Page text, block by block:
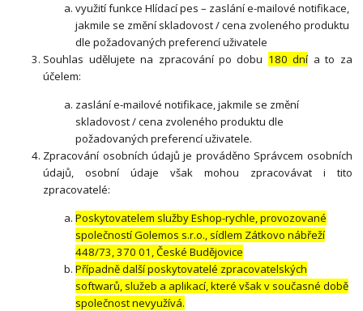
využití funkce Hlídací pes – zaslání e-mailové notifikace,
jakmile se změní skladovost / cena zvoleného produktu
dle požadovaných preferencí uživatele
Souhlas udělujete na zpracování po dobu 180 dní a to za
účelem:
zaslání e-mailové notifikace, jakmile se změní
skladovost / cena zvoleného produktu dle
požadovaných preferencí uživatele.
Zpracování osobních údajů je prováděno Správcem osobních
údajů, osobní údaje však mohou zpracovávat i tito
zpracovatelé:
Poskytovatelem služby Eshop-rychle, provozované
společností Golemos s.r.o., sídlem Zátkovo nábřeží
448/73, 370 01, České Budějovice
Případně další poskytovatelé zpracovatelských
softwarů, služeb a aplikací, které však v současné době
společnost nevyužívá.